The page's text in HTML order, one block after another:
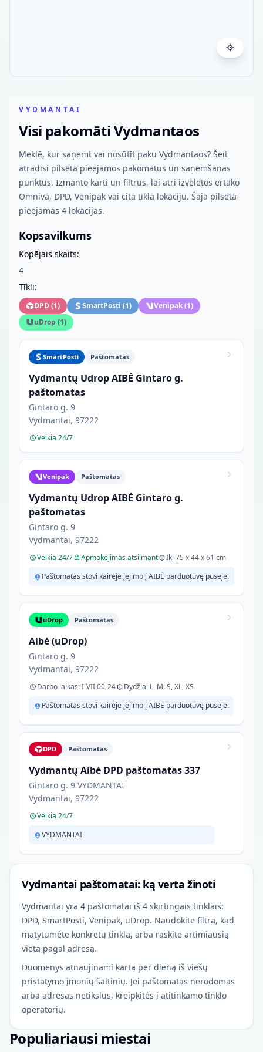
VYDMANTAI
Visi pakomāti Vydmantaos
Meklē, kur saņemt vai nosūtīt paku Vydmantaos? Šeit
atradīsi pilsētā pieejamos pakomātus un saņemšanas
punktus. Izmanto karti un filtrus, lai ātri izvēlētos ērtāko
Omniva, DPD, Venipak vai cita tīkla lokāciju. Šajā pilsētā
pieejamas 4 lokācijas.
Kopsavilkums
Kopējais skaits:
4
Tīkli:
DPD(1) SmartPosti (1) Venipak(1)
uDrop (1)
SmartPosti Paštomatas
Vydmantų Udrop AIBĖ Gintaro g.
paštomatas
Gintaro g. 9
Vydmantai, 97222
Veikia 24/7
Venipak Paštomatas
Vydmantų Udrop AIBĖ Gintaro g.
paštomatas
Gintaro g. 9
Vydmantai, 97222
Veikia 24/7 Apmokėjimas atsiimant
Iki 75 x 44 x 61 cm
Paštomatas stovi kairėje įėjimo į AIBĖ parduotuvę pusėje.
uDrop Paštomatas
Aibė (uDrop)
Gintaro g. 9
Vydmantai, 97222
Darbo laikas: I-VII 00-24
Dydžiai L, M, S, XL, XS
Paštomatas stovi kairėje įėjimo į AIBĖ parduotuvę pusėje.
DPD Paštomatas
Vydmantų Aibė DPD paštomatas 337
Gintaro g. 9 VYDMANTAI
Vydmantai, 97222
Veikia 24/7
VYDMANTAI
Vydmantai paštomatai: ką verta žinoti
Vydmantai yra 4 paštomatai iš 4 skirtingais tinklais:
DPD, SmartPosti, Venipak, uDrop. Naudokite filtrą, kad
matytumėte konkretų tinklą, arba raskite artimiausią
vietą pagal adresą.
Duomenys atnaujinami kartą per dieną iš viešų
pristatymo įmonių šaltinių. Jei paštomatas nerodomas
arba adresas netikslus, kreipkitės į atitinkamo tinklo
operatorių.
Populiariausi miestai